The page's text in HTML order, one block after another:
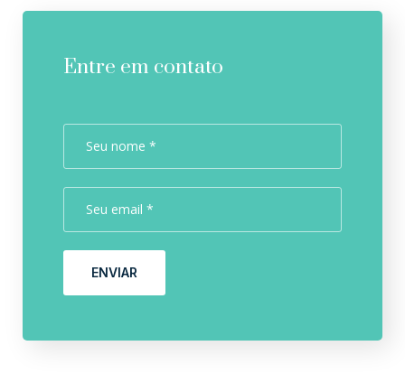
Entre em contato
ENVIAR